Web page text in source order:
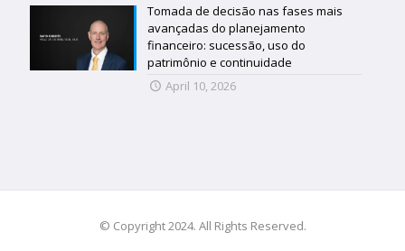
Tomada de decisão nas fases mais
avançadas do planejamento
financeiro: sucessão, uso do
patrimônio e continuidade
April 10, 2026
© Copyright 2024. All Rights Reserved.